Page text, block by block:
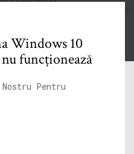
Windows 10
funcționează
Pentru